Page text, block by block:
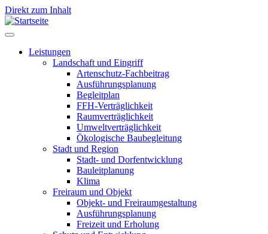
Direkt zum Inhalt
Leistungen
Leistungen
Landschaft und Eingriff
Artenschutz-Fachbeitrag
Ausführungsplanung
Begleitplan
FFH-Verträglichkeit
Raumverträglichkeit
Umweltverträglichkeit
Ökologische Baubegleitung
Stadt und Region
Stadt- und Dorfentwicklung
Bauleitplanung
Klima
Freiraum und Objekt
Objekt- und Freiraumgestaltung
Ausführungsplanung
Freizeit und Erholung